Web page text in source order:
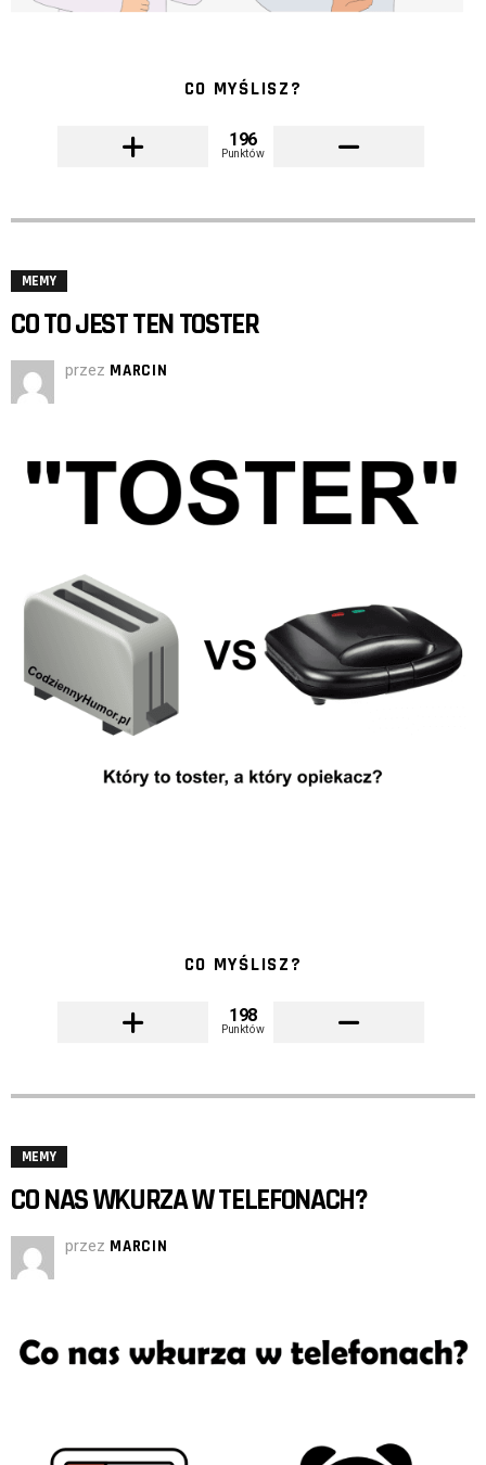
CO MYŚLISZ?
196
Punktów
MEMY
CO TO JEST TEN TOSTER
przez MARCIN
CO MYŚLISZ?
198
Punktów
MEMY
CO NAS WKURZA W TELEFONACH?
przez MARCIN